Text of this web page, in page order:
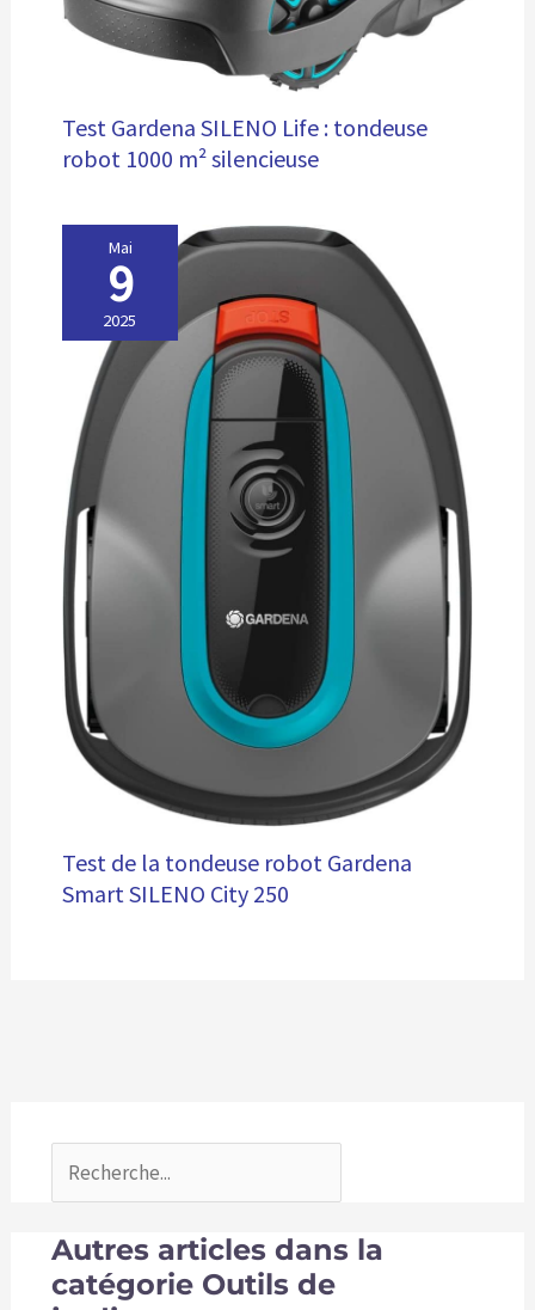
Test Gardena SILENO Life : tondeuse
robot 1000 m² silencieuse
Mai
9
2025
Test de la tondeuse robot Gardena
Smart SILENO City 250
Autres articles dans la
catégorie Outils de